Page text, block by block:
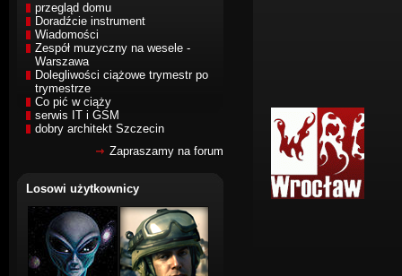
przegląd domu
Doradźcie instrument
Wiadomości
Zespół muzyczny na wesele -
Warszawa
Dolegliwości ciążowe trymestr po
trymestrze
Co pić w ciąży
serwis IT i GSM
dobry architekt Szczecin
Zapraszamy na forum
Losowi użytkownicy